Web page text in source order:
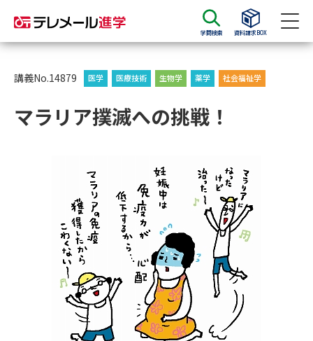
学問検索 資料請求BOX
資料請求 資料検索
大学・短大の資料種類から請求
学部・学科パンフ
総合型選抜・学校推薦型選抜 募
大学入学共通テスト利用選抜の
募集要項＆願書
大学・短大以外の資料から請求
専門学校の資料請求 大学院の資料請求
講義No.14879 医学 医療技術 生物学 薬学 社会福祉学
マラリア撲滅への挑戦！